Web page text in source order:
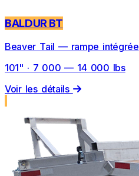
BALDUR BT
Beaver Tail — rampe intégrée
101" · 7 000 — 14 000 lbs
Voir les détails